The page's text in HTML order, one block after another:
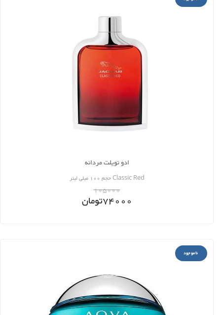
ادو تویلت مردانه
Classic Red حجم 100 میلی لیتر
105000
74000تومان
ناموجود